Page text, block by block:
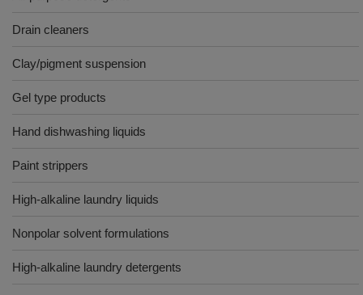
Drain cleaners
Clay/pigment suspension
Gel type products
Hand dishwashing liquids
Paint strippers
High-alkaline laundry liquids
Nonpolar solvent formulations
High-alkaline laundry detergents